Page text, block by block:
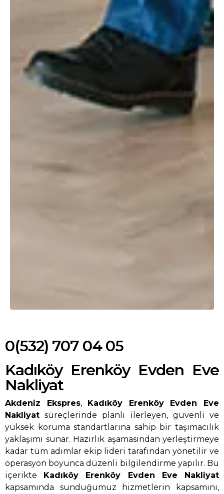
0(532) 707 04 05
Kadıköy Erenköy Evden Eve
Nakliyat
Akdeniz Ekspres,
Kadıköy Erenköy Evden Eve
Nakliyat süreçlerinde planlı ilerleyen, güvenli ve
yüksek koruma standartlarına sahip bir taşımacılık
yaklaşımı sunar. Hazırlık aşamasından yerleştirmeye
kadar tüm adımlar ekip lideri tarafından yönetilir ve
operasyon boyunca düzenli bilgilendirme yapılır. Bu
içerikte
Kadıköy Erenköy Evden Eve Nakliyat
kapsamında sunduğumuz hizmetlerin kapsamını,